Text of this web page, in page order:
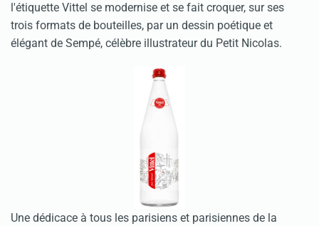
l'étiquette Vittel se modernise et se fait croquer, sur ses
trois formats de bouteilles, par un dessin poétique et
élégant de Sempé, célèbre illustrateur du Petit Nicolas.
Une dédicace à tous les parisiens et parisiennes de la